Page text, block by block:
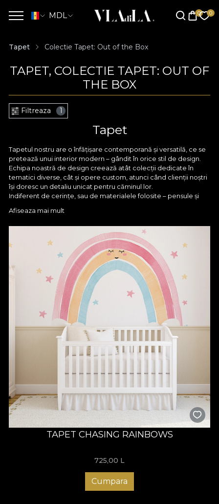
MDL
Tapet Colectie Tapet: Out of the Box
TAPET, COLECTIE TAPET: OUT OF
THE BOX
Filtreaza 1
Tapet
Tapetul nostru are o înfățișare contemporană și versatilă, ce se
pretează unui interior modern – gândit în orice stil de design.
Echipa noastră de design creează atât colecții dedicate în
tematici diverse, cât și opere custom, atunci când clienții noștri
își doresc un detaliu unicat pentru căminul lor.
Indiferent de cerințe, sau de materialele folosite – pensule și
conturat de designerii VLAdiLA pornește în primul rând cu un
atenție la detalii, mult drag și răbdare, alimentat de satisfacția și
fericirea celor ce ne aleg sa le colorăm un “acasă” al visurilor lor.
Afiseaza mai mult
TAPET CHASING RAINBOWS
725,00 L
Cumpara